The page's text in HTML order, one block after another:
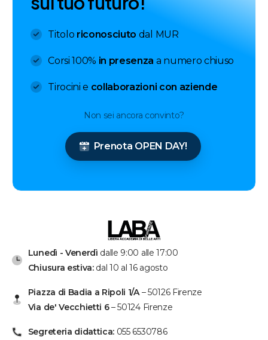
Titolo riconosciuto dal MUR
Corsi 100% in presenza a numero chiuso
Tirocini e collaborazioni con aziende
Non sei ancora convinto?
Prenota OPEN DAY!
Lunedì - Venerdì dalle 9:00 alle 17:00
Chiusura estiva:dal 10 al 16 agosto
Piazza di Badia a Ripoli 1/A – 50126 Firenze
Via de' Vecchietti 6 – 50124 Firenze
Segreteria didattica: 055 6530786